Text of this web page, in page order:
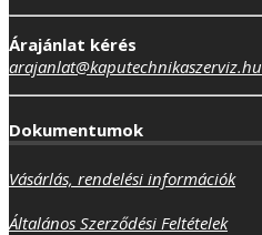
Árajánlat kérés
arajanlat@kaputechnikaszerviz.hu
Dokumentumok
Vásárlás, rendelési információk
Általános Szerződési Feltételek